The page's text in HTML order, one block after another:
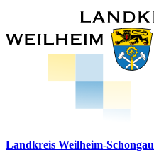
Landkreis Weilheim-Schongau